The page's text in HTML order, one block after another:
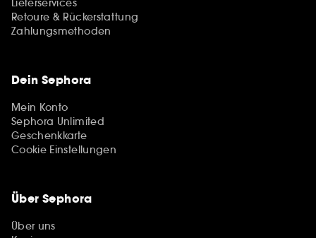
Lieferservices
Retoure & Rückerstattung
Zahlungsmethoden
Dein Sephora
Mein Konto
Sephora Unlimited
Geschenkkarte
Cookie Einstellungen
Über Sephora
Über uns